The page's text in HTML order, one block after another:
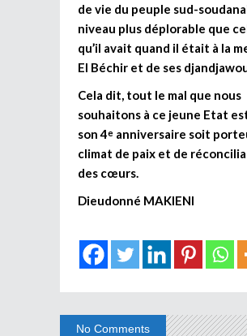
de vie du peuple sud-
niveau plus déplorable que
qu’il avait quand il était à la
El Béchir et de ses
Cela dit, tout le mal que nous
souhaitons à ce jeune Etat
son 4e anniversaire soit
climat de paix et de
des cœurs.
Dieudonné MAKIENI
No Comments